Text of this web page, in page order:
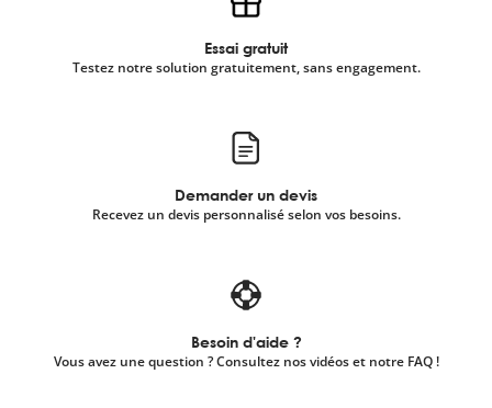
Essai gratuit
Testez notre solution gratuitement, sans engagement.
Demander un devis
Recevez un devis personnalisé selon vos besoins.
Besoin d'aide ?
Vous avez une question ? Consultez nos vidéos et notre FAQ !